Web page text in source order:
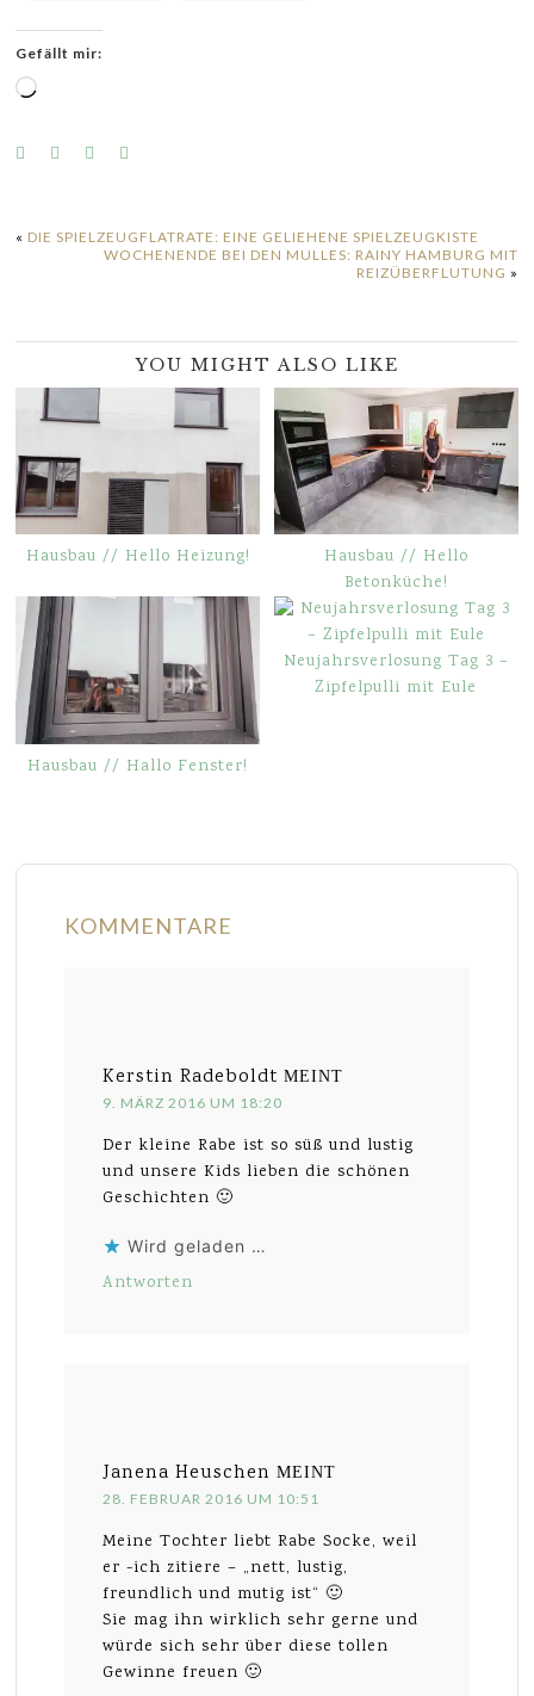
Gefällt mir:
Wird
« DIE SPIELZEUGFLATRATE: EINE GELIEHENE SPIELZEUGKISTE
WOCHENENDE BEI DEN MULLES: RAINY HAMBURG MIT
REIZÜBERFLUTUNG »
YOU MIGHT ALSO LIKE
Hausbau // Hello Heizung!
Hausbau // Hello
Betonküche!
Hausbau // Hallo Fenster!
Neujahrsverlosung Tag 3 –
Zipfelpulli mit Eule
KOMMENTARE
Kerstin Radeboldt MEINT
9. MÄRZ 2016 UM 18:20
Der kleine Rabe ist so süß und lustig
und unsere Kids lieben die schönen
Geschichten 🙂
Wird geladen …
Antworten
Janena Heuschen MEINT
28. FEBRUAR 2016 UM 10:51
Meine Tochter liebt Rabe Socke, weil
er -ich zitiere – „nett, lustig,
freundlich und mutig ist“ 🙂
Sie mag ihn wirklich sehr gerne und
würde sich sehr über diese tollen
Gewinne freuen 🙂